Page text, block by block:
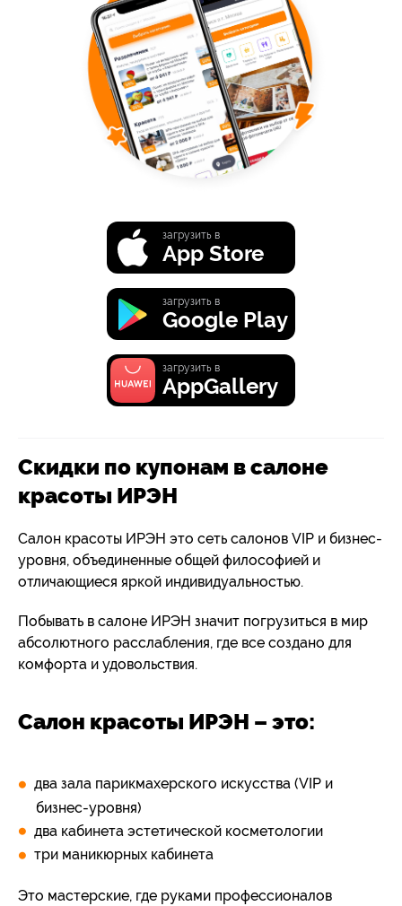
загрузить в
App Store
загрузить в
Google Play
загрузить в
AppGallery
Скидки по купонам в салоне
красоты ИРЭН
Салон красоты ИРЭН это сеть салонов VIP и бизнес-
уровня, объединенные общей философией и
отличающиеся яркой индивидуальностью.
Побывать в салоне ИРЭН значит погрузиться в мир
абсолютного расслабления, где все создано для
комфорта и удовольствия.
Салон красоты ИРЭН – это:
два зала парикмахерского искусства (VIP и
бизнес-уровня)
два кабинета эстетической косметологии
три маникюрных кабинета
Это мастерские, где руками профессионалов